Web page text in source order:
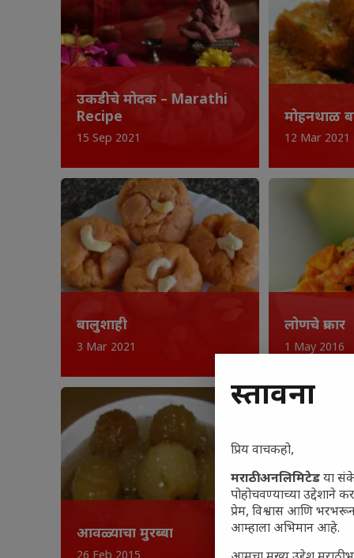
उकडीचे मोदक – Marathi
Recipe
15 Sep 2021
मोहनथाळ
12 Mar 2021
बालुशाही
3 Mar 2021
लोणचे प्रकार
1 May 2016
आवळ्याचा मुरब्बा पनीर कटलेट
प्रस्तावना
प्रिय वाचकहो,
मराठी अनलिमिटेडया
पोहोचवण्याच्या उद्देशाने
प्रेम, विश्वास आणि
आम्हाला अभिमान आहे.